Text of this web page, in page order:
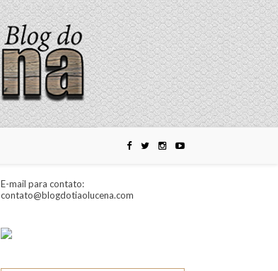
E-mail para contato:
contato@blogdotiaolucena.com